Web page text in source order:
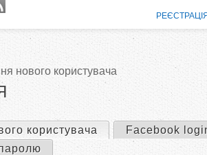
нового користувача
користувача (активна вкладка)
Facebook